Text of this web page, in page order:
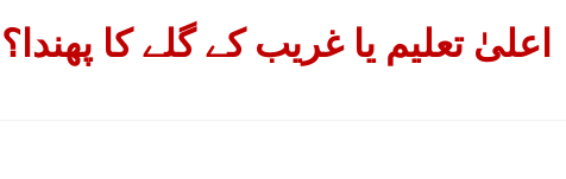
اعلیٰ تعلیم یا غریب کے گلے کا پھندا؟